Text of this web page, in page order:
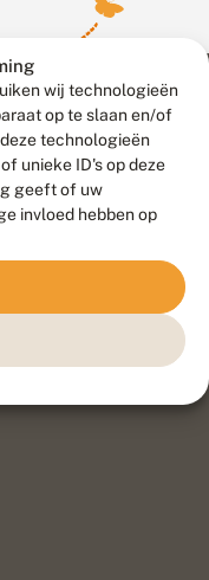
wij technologieën
op te slaan en/of
technologieën
unieke ID's op deze
geeft of uw
invloed hebben op
, ontworpen door